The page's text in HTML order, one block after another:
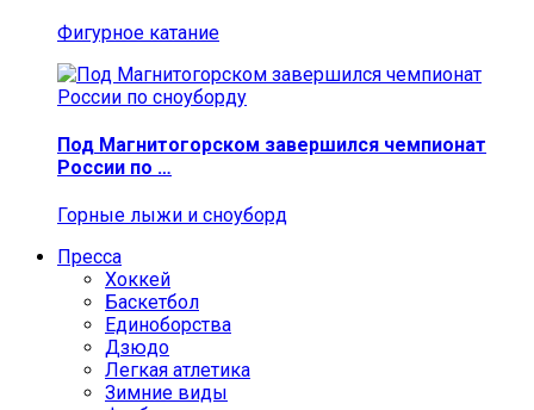
Фигурное катание
Под Магнитогорском завершился чемпионат
России по …
Горные лыжи и сноуборд
Пресса
Хоккей
Баскетбол
Единоборства
Дзюдо
Легкая атлетика
Зимние виды